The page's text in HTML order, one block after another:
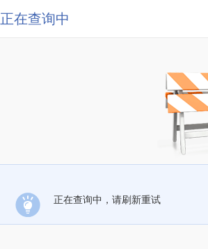
正在查询中
正在查询中，请刷新重试